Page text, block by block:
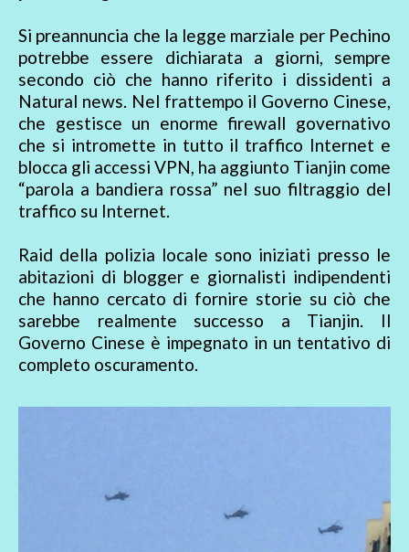
Si preannuncia che la legge marziale per Pechino
potrebbe essere dichiarata a giorni, sempre
secondo ciò che hanno riferito i dissidenti a
Natural news. Nel frattempo il Governo Cinese,
che gestisce un enorme firewall governativo
che si intromette in tutto il traffico Internet e
blocca gli accessi VPN, ha aggiunto Tianjin come
“parola a bandiera rossa” nel suo filtraggio del
traffico su Internet.
Raid della polizia locale sono iniziati presso le
abitazioni di blogger e giornalisti indipendenti
che hanno cercato di fornire storie su ciò che
sarebbe realmente successo a Tianjin. Il
Governo Cinese è impegnato in un tentativo di
completo oscuramento.